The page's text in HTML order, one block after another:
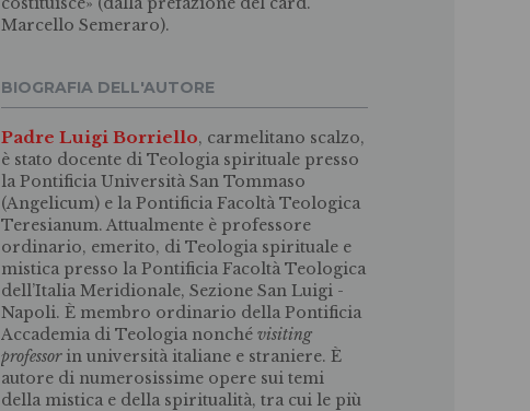
Marcello Semeraro).
BIOGRAFIA DELL'AUTORE
Padre Luigi Borriello, carmelitano scalzo,
è stato docente di Teologia spirituale presso
la Pontificia Università San Tommaso
(Angelicum) e la Pontificia Facoltà Teologica
Teresianum. Attualmente è professore
ordinario, emerito, di Teologia spirituale e
mistica presso la Pontificia Facoltà Teologica
dell’Italia Meridionale, Sezione San Luigi -
Napoli. È membro ordinario della Pontificia
Accademia di Teologia nonchévisiting
professorin università italiane e straniere. È
autore di numerosissime opere sui temi
della mistica e della spiritualità, tra cui le più